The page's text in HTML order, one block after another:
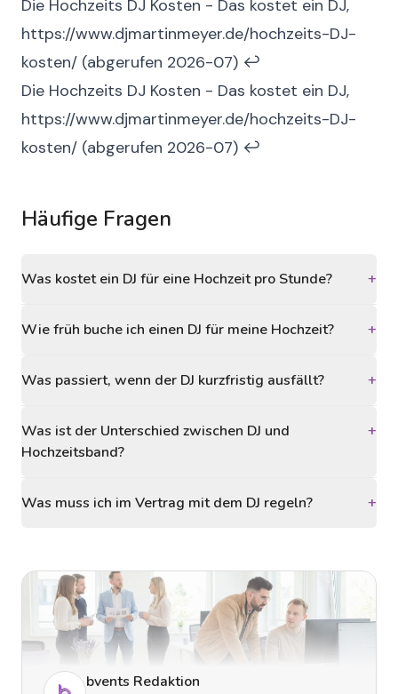
Die Hochzeits DJ Kosten - Das kostet ein DJ,
https://www.djmartinmeyer.de/hochzeits-DJ-
kosten/ (abgerufen 2026-07) ↩
Die Hochzeits DJ Kosten - Das kostet ein DJ,
https://www.djmartinmeyer.de/hochzeits-DJ-
kosten/ (abgerufen 2026-07) ↩
Häufige Fragen
Was kostet ein DJ für eine Hochzeit pro Stunde? +
Wie früh buche ich einen DJ für meine Hochzeit? +
Was passiert, wenn der DJ kurzfristig ausfällt? +
Was ist der Unterschied zwischen DJ und
Hochzeitsband?
+
Was muss ich im Vertrag mit dem DJ regeln? +
bvents Redaktion